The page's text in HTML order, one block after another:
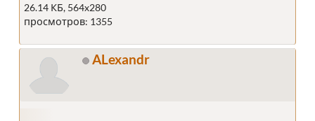
26.14 КБ, 564x280
просмотров: 1355
ALexandr